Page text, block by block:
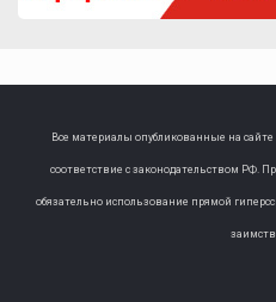
Все материалы опубликованные на сайте
соответствие с законодательством РФ.
обязательно использование прямой